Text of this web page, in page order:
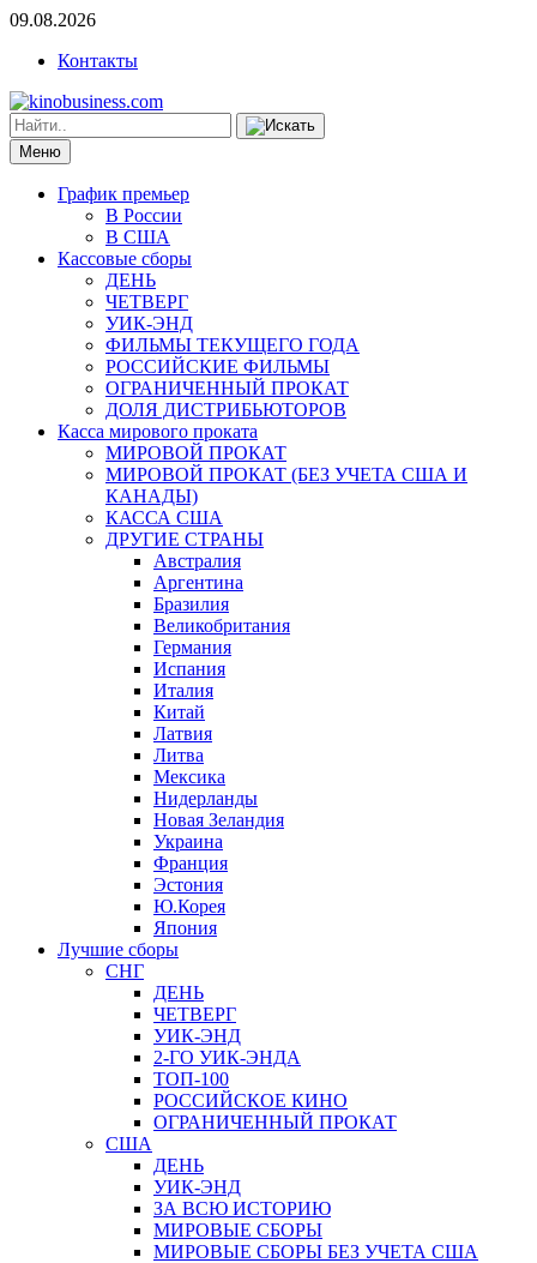
09.08.2026
Контакты
Меню
График премьер
В России
В США
Кассовые сборы
ДЕНЬ
ЧЕТВЕРГ
УИК-ЭНД
ФИЛЬМЫ ТЕКУЩЕГО ГОДА
РОССИЙСКИЕ ФИЛЬМЫ
ОГРАНИЧЕННЫЙ ПРОКАТ
ДОЛЯ ДИСТРИБЬЮТОРОВ
Касса мирового проката
МИРОВОЙ ПРОКАТ
МИРОВОЙ ПРОКАТ (БЕЗ УЧЕТА США И
КАНАДЫ)
КАССА США
ДРУГИЕ СТРАНЫ
Австралия
Аргентина
Бразилия
Великобритания
Германия
Испания
Италия
Китай
Латвия
Литва
Мексика
Нидерланды
Новая Зеландия
Украина
Франция
Эстония
Ю.Корея
Япония
Лучшие сборы
СНГ
ДЕНЬ
ЧЕТВЕРГ
УИК-ЭНД
2-ГО УИК-ЭНДА
ТОП-100
РОССИЙСКОЕ КИНО
ОГРАНИЧЕННЫЙ ПРОКАТ
США
ДЕНЬ
УИК-ЭНД
ЗА ВСЮ ИСТОРИЮ
МИРОВЫЕ СБОРЫ
МИРОВЫЕ СБОРЫ БЕЗ УЧЕТА США